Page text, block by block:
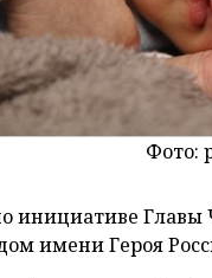
Фото:
инициативе
имени Героя